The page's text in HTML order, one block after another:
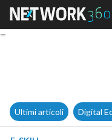
Ultimi articoli Digital